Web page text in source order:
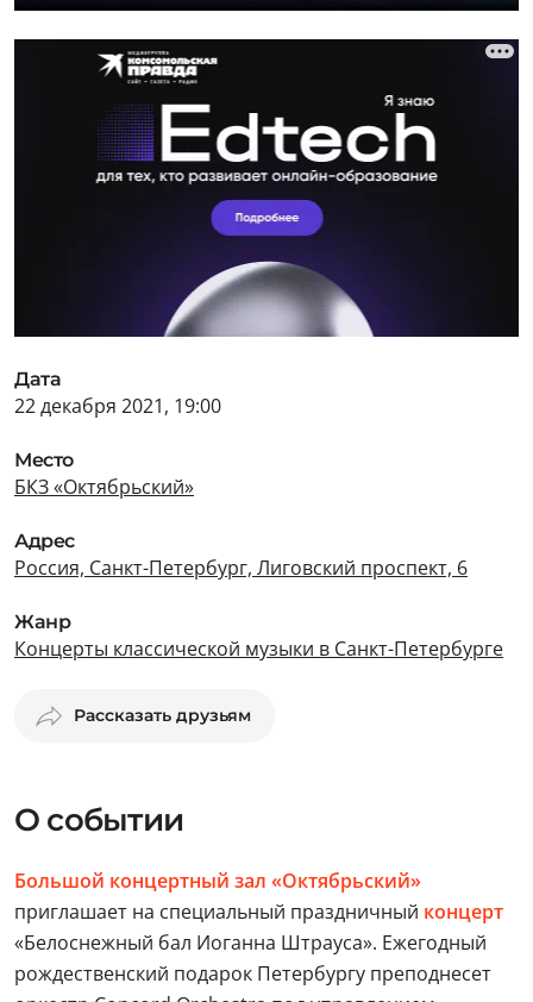
Дата
22 декабря 2021, 19:00
Место
БКЗ «Октябрьский»
Адрес
Россия, Санкт-Петербург, Лиговский проспект, 6
Жанр
Концерты классической музыки в Санкт-Петербурге
Рассказать друзьям
О событии
Большой концертный зал «Октябрьский»
приглашает на специальный праздничный концерт
«Белоснежный бал Иоганна Штрауса». Ежегодный
рождественский подарок Петербургу преподнесет